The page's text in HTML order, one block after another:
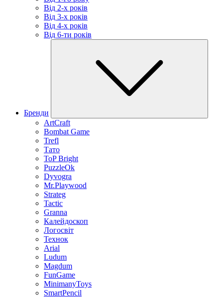
Від 2-х років
Від 3-х років
Від 4-х років
Від 6-ти років
Бренди
ArtCraft
Bombat Game
Trefl
Тато
ToP Bright
PuzzleOk
Dyvogra
Mr.Playwood
Strateg
Tactic
Granna
Калейдоскоп
Логосвіт
Технок
Arial
Ludum
Magdum
FunGame
MinimanyToys
SmartPencil